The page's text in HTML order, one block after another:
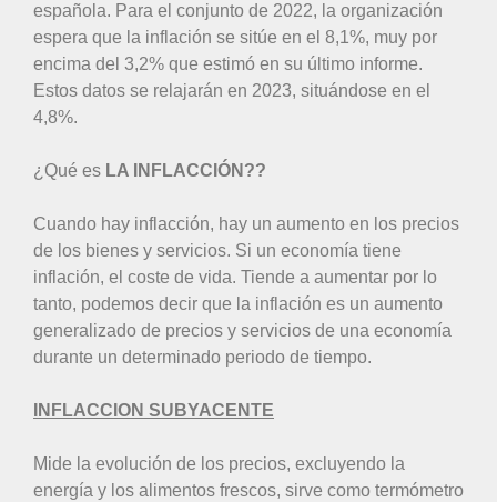
española. Para el conjunto de 2022, la organización
espera que la inflación se sitúe en el 8,1%, muy por
encima del 3,2% que estimó en su último informe.
Estos datos se relajarán en 2023, situándose en el
4,8%.
¿Qué es LA INFLACCIÓN??
Cuando hay inflacción, hay un aumento en los precios
de los bienes y servicios. Si un economía tiene
inflación, el coste de vida. Tiende a aumentar por lo
tanto, podemos decir que la inflación es un aumento
generalizado de precios y servicios de una economía
durante un determinado periodo de tiempo.
INFLACCION SUBYACENTE
Mide la evolución de los precios, excluyendo la
energía y los alimentos frescos, sirve como termómetro